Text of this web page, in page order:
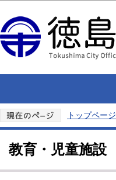
トップページ
教育・児童施設